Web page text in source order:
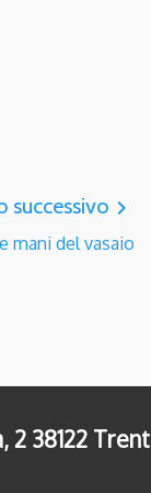
successivo navigate_next
mani del vasaio
2 38122